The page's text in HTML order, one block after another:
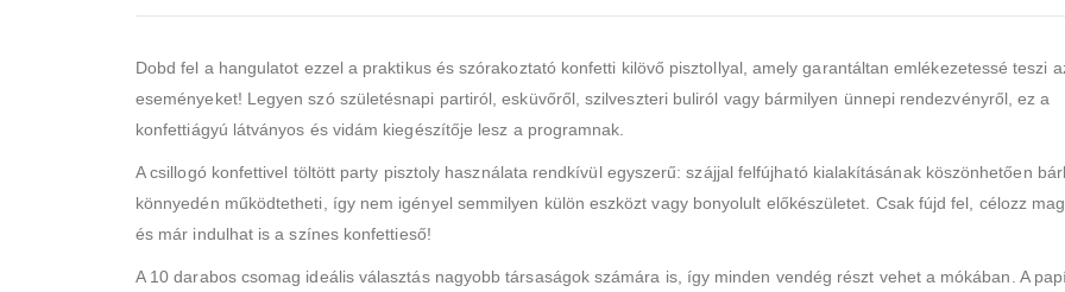
Dobd fel a hangulatot ezzel a praktikus és szórakoztató konfetti kilövő pisztollyal, amely garantáltan emlékezetessé teszi
eseményeket! Legyen szó születésnapi partiról, esküvőről, szilveszteri buliról vagy bármilyen ünnepi rendezvényről, ez a
konfettiágyú látványos és vidám kiegészítője lesz a programnak.
A csillogó konfettivel töltött party pisztoly használata rendkívül egyszerű: szájjal felfújható kialakításának köszönhetően
könnyedén működtetheti, így nem igényel semmilyen külön eszközt vagy bonyolult előkészületet. Csak fújd fel, célozz
és már indulhat is a színes konfettieső!
A 10 darabos csomag ideális választás nagyobb társaságok számára is, így minden vendég részt vehet a mókában. A